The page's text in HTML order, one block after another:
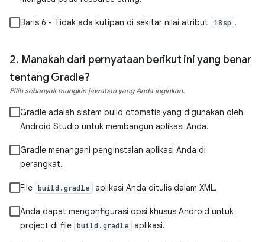
Baris 6 - Tidak ada kutipan di sekitar nilai atribut 18sp .
Manakah dari pernyataan berikut ini yang benar
tentang Gradle?
Pilih sebanyak mungkin jawaban yang Anda inginkan.
Gradle adalah sistem build otomatis yang digunakan oleh
Android Studio untuk membangun aplikasi Anda.
Gradle menangani penginstalan aplikasi Anda di
perangkat.
File build.gradle aplikasi Anda ditulis dalam XML.
Anda dapat mengonfigurasi opsi khusus Android untuk
project di file build.gradle aplikasi.